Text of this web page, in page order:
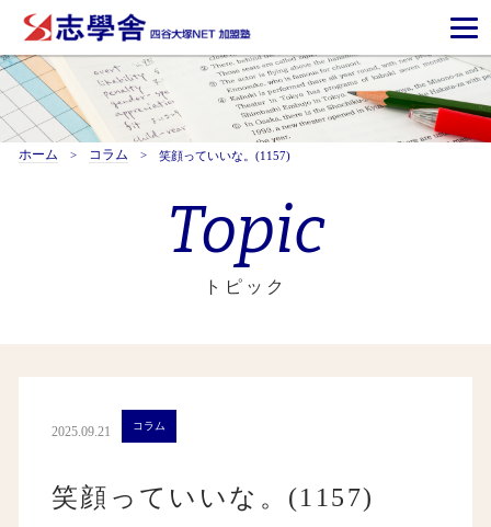
ホーム コラム 笑顔っていいな。(1157)
Topic
トピック
2025.09.21 コラム
笑顔っていいな。(1157)